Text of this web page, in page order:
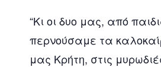
“Κι οι δυο μας, από
περνούσαμε τα
μας Κρήτη, στις